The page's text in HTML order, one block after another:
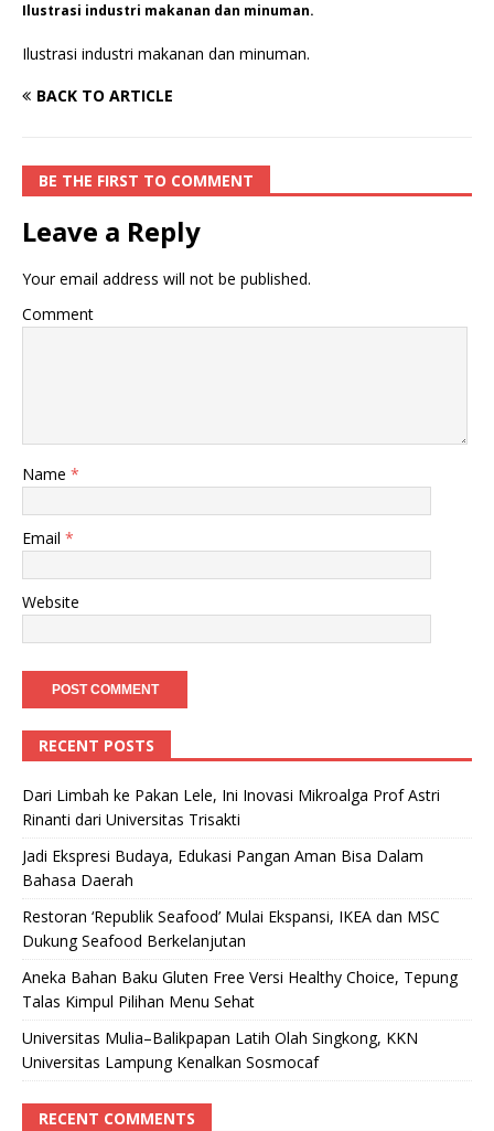
Ilustrasi industri makanan dan minuman.
Ilustrasi industri makanan dan minuman.
BACK TO ARTICLE
BE THE FIRST TO COMMENT
Leave a Reply
Your email address will not be published.
Comment
Name *
Email *
Website
RECENT POSTS
Dari Limbah ke Pakan Lele, Ini Inovasi Mikroalga Prof Astri
Rinanti dari Universitas Trisakti
Jadi Ekspresi Budaya, Edukasi Pangan Aman Bisa Dalam
Bahasa Daerah
Restoran ‘Republik Seafood’ Mulai Ekspansi, IKEA dan MSC
Dukung Seafood Berkelanjutan
Aneka Bahan Baku Gluten Free Versi Healthy Choice, Tepung
Talas Kimpul Pilihan Menu Sehat
Universitas Mulia–Balikpapan Latih Olah Singkong, KKN
Universitas Lampung Kenalkan Sosmocaf
RECENT COMMENTS